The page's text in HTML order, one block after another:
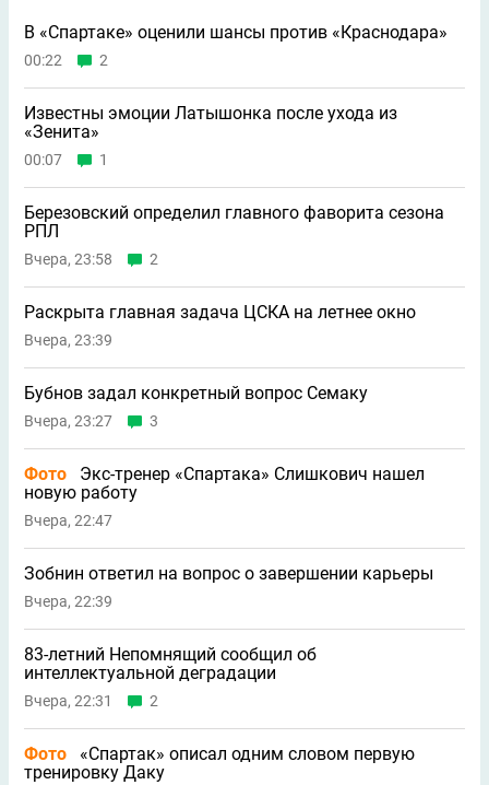
В «Спартаке» оценили шансы против «Краснодара»
00:22 2
Известны эмоции Латышонка после ухода из
«Зенита»
00:07 1
Березовский определил главного фаворита сезона
РПЛ
Вчера, 23:58 2
Раскрыта главная задача ЦСКА на летнее окно
Вчера, 23:39
Бубнов задал конкретный вопрос Семаку
Вчера, 23:27 3
Фото
Экс-тренер «Спартака» Слишкович нашел
новую работу
Вчера, 22:47
Зобнин ответил на вопрос о завершении карьеры
Вчера, 22:39
83-летний Непомнящий сообщил об
интеллектуальной деградации
Вчера, 22:31 2
Фото
«Спартак» описал одним словом первую
тренировку Даку